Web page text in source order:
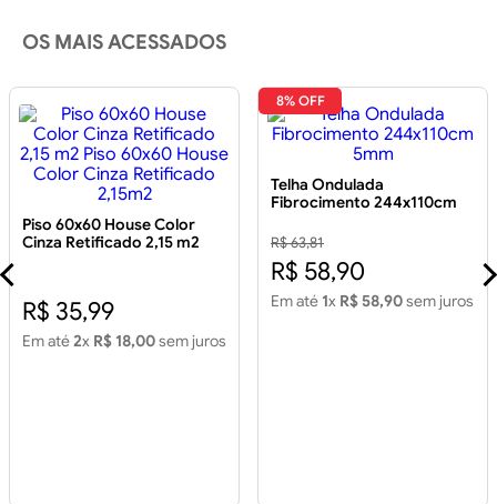
OS MAIS ACESSADOS
Piso 60x60 House Color
Cinza Retificado 2,15 m2
R$ 35,99
Em até2x R$ 18,00sem juros
8% OFF
Telha Ondulada
Fibrocimento 244x110cm
R$ 63,81
R$ 58,90
Em até 1x R$ 58,90sem juros